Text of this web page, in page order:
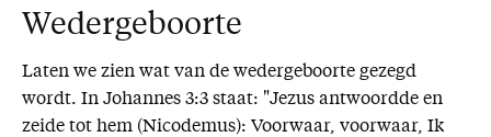
Wedergeboorte
Laten we zien wat van de wedergeboorte gezegd
wordt. In Johannes 3:3 staat: "Jezus antwoordde en
zeide tot hem (Nicodemus): Voorwaar, voorwaar, Ik